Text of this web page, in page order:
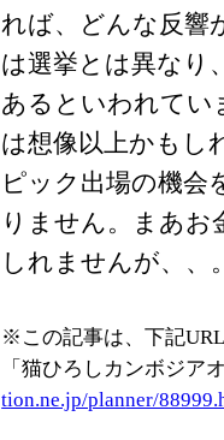
れば、どんな反響
は選挙とは異なり
あるといわれてい
は想像以上かもし
ピック出場の機会
りません。まあお
しれませんが、、。
※この記事は、下記
「猫ひろしカンボジア
tion.ne.jp/planner/